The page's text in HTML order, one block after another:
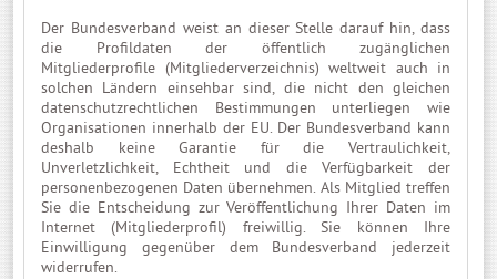
Der Bundesverband weist an dieser Stelle darauf hin, dass
die Profildaten der öffentlich zugänglichen
Mitgliederprofile (Mitgliederverzeichnis) weltweit auch in
solchen Ländern einsehbar sind, die nicht den gleichen
datenschutzrechtlichen Bestimmungen unterliegen wie
Organisationen innerhalb der EU. Der Bundesverband kann
deshalb keine Garantie für die Vertraulichkeit,
Unverletzlichkeit, Echtheit und die Verfügbarkeit der
personenbezogenen Daten übernehmen. Als Mitglied treffen
Sie die Entscheidung zur Veröffentlichung Ihrer Daten im
Internet (Mitgliederprofil) freiwillig. Sie können Ihre
Einwilligung gegenüber dem Bundesverband jederzeit
widerrufen.